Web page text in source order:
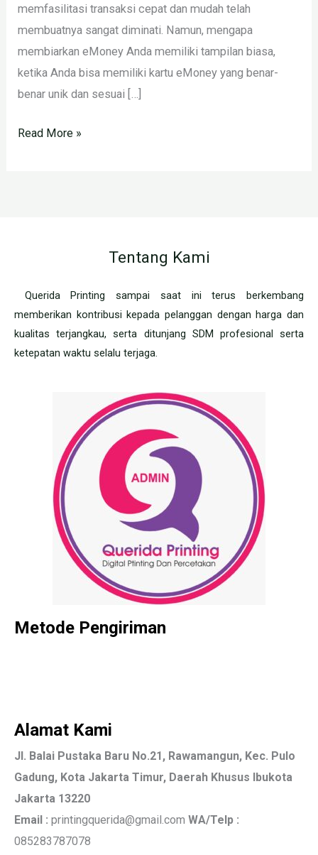
memfasilitasi transaksi cepat dan mudah telah
membuatnya sangat diminati. Namun, mengapa
membiarkan eMoney Anda memiliki tampilan biasa,
ketika Anda bisa memiliki kartu eMoney yang benar-
benar unik dan sesuai […]
Read More »
Tentang Kami
Querida Printing sampai saat ini terus berkembang
memberikan kontribusi kepada pelanggan dengan harga dan
kualitas terjangkau, serta ditunjang SDM profesional serta
ketepatan waktu selalu terjaga.
Metode Pengiriman
Alamat Kami
Jl. Balai Pustaka Baru No.21, Rawamangun, Kec. Pulo
Gadung, Kota Jakarta Timur, Daerah Khusus Ibukota
Jakarta 13220
Email : printingquerida@gmail.com WA/Telp :
085283787078